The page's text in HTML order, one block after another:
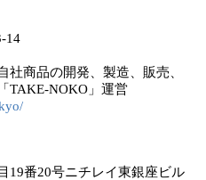
14
商品の開発、製造、販売、
TAKE-NOKO」運営
19番20号ニチレイ東銀座ビル